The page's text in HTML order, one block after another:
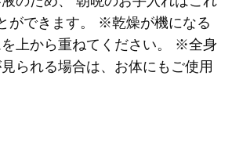
ができます。 ※乾燥が機になる
上から重ねてください。 ※全身
られる場合は、お体にもご使用